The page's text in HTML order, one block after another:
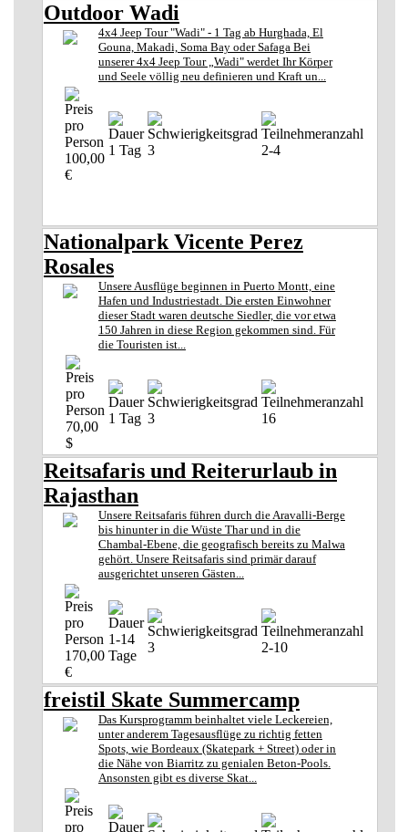
Outdoor Wadi
4x4 Jeep Tour "Wadi" - 1 Tag ab Hurghada, El
Gouna, Makadi, Soma Bay oder Safaga Bei
unserer 4x4 Jeep Tour „Wadi" werdet Ihr Körper
und Seele völlig neu definieren und Kraft un...
100,00
€
1 Tag 3 2-4
Nationalpark Vicente Perez
Rosales
Unsere Ausflüge beginnen in Puerto Montt, eine
Hafen und Industriestadt. Die ersten Einwohner
dieser Stadt waren deutsche Siedler, die vor etwa
150 Jahren in diese Region gekommen sind. Für
die Touristen ist...
70,00
$
1 Tag 3 16
Reitsafaris und Reiterurlaub in
Rajasthan
Unsere Reitsafaris führen durch die Aravalli-Berge
bis hinunter in die Wüste Thar und in die
Chambal-Ebene, die geografisch bereits zu Malwa
gehört. Unsere Reitsafaris sind primär darauf
ausgerichtet unseren Gästen...
170,00
€
1-14
Tage
3 2-10
freistil Skate Summercamp
Das Kursprogramm beinhaltet viele Leckereien,
unter anderem Tagesausflüge zu richtig fetten
Spots, wie Bordeaux (Skatepark + Street) oder in
die Nähe von Biarritz zu genialen Beton-Pools.
Ansonsten gibt es diverse Skat...